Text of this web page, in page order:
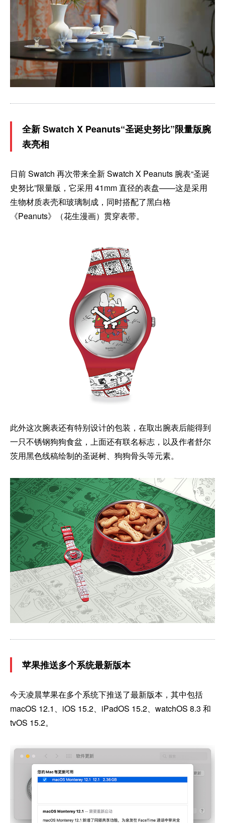
全新 Swatch X Peanuts“圣诞史努比”限量版腕
表亮相
日前 Swatch 再次带来全新 Swatch X Peanuts 腕表“圣诞
史努比”限量版，它采用 41mm 直径的表盘——这是采用
生物材质表壳和玻璃制成，同时搭配了黑白格
《Peanuts》（花生漫画）贯穿表带。
此外这次腕表还有特别设计的包装，在取出腕表后能得到
一只不锈钢狗狗食盆，上面还有联名标志，以及作者舒尔
茨用黑色线稿绘制的圣诞树、狗狗骨头等元素。
苹果推送多个系统最新版本
今天凌晨苹果在多个系统下推送了最新版本，其中包括
macOS 12.1、iOS 15.2、iPadOS 15.2、watchOS 8.3 和
tvOS 15.2。